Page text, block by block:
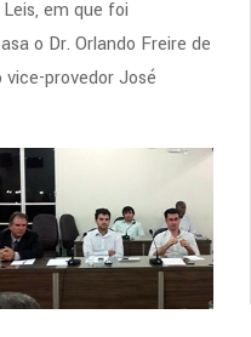
em que foi
o Dr. Orlando Freire de
provedor José